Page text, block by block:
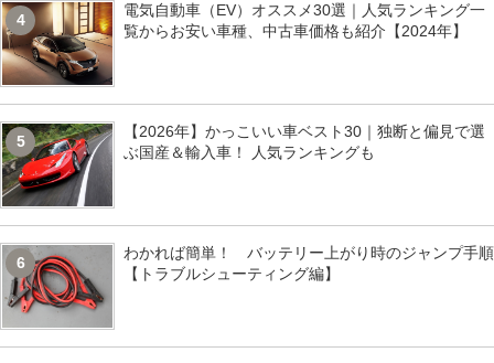
4
電気自動車（EV）オススメ30選｜人気ランキング一
覧からお安い車種、中古車価格も紹介【2024年】
5
【2026年】かっこいい車ベスト30｜独断と偏見で選
ぶ国産＆輸入車！ 人気ランキングも
6
わかれば簡単！ バッテリー上がり時のジャンプ手順
【トラブルシューティング編】